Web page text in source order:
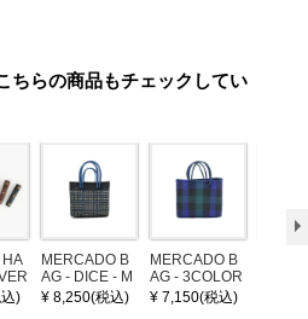
ちらの商品もチェックしてい
HA
)
MERCADO B
AG - DICE - M
OSAIC - Black
¥ 8,250(税込)
MERCADO B
AG - 3COLOR
S CHECK - Bl
¥ 7,150(税込)